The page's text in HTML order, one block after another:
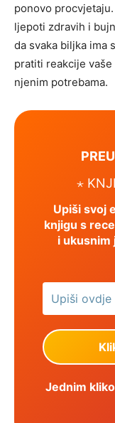
ponovo
ljepoti zdravih i
da svaka biljka ima
pratiti reakcije
njenim potrebama.
⋆
Upiši svoj
knjigu s
i ukusnim
Jednim